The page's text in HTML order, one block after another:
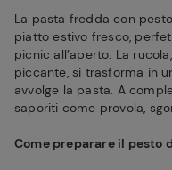
La pasta fredda con
piatto estivo fresco,
picnic all’aperto. La
piccante, si trasforma in
avvolge la pasta. A
saporiti come provola,
Come preparare il pesto